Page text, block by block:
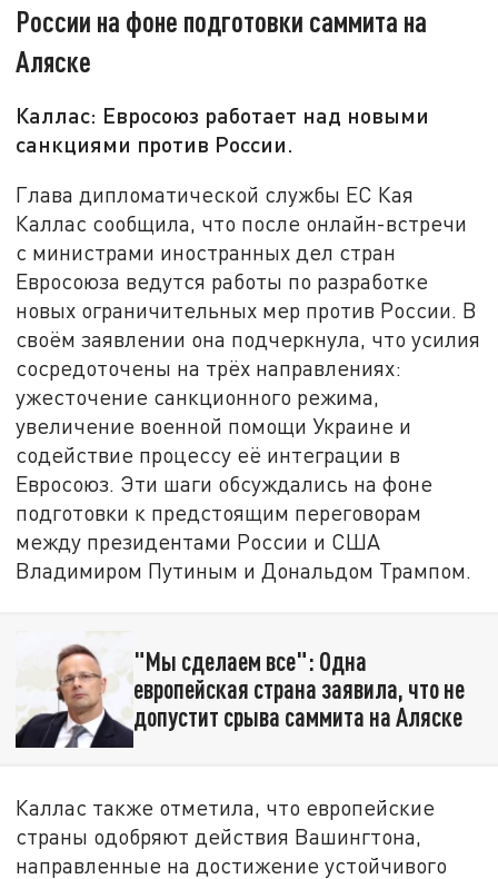
России на фоне подготовки саммита на
Аляске
Каллас: Евросоюз работает над новыми
санкциями против России.
Глава дипломатической службы ЕС Кая
Каллас сообщила, что после онлайн-встречи
с министрами иностранных дел стран
Евросоюза ведутся работы по разработке
новых ограничительных мер против России. В
своём заявлении она подчеркнула, что усилия
сосредоточены на трёх направлениях:
ужесточение санкционного режима,
увеличение военной помощи Украине и
содействие процессу её интеграции в
Евросоюз. Эти шаги обсуждались на фоне
подготовки к предстоящим переговорам
между президентами России и США
Владимиром Путиным и Дональдом Трампом.
"Мы сделаем все": Одна
европейская страна заявила, что не
допустит срыва саммита на Аляске
Каллас также отметила, что европейские
страны одобряют действия Вашингтона,
направленные на достижение устойчивого